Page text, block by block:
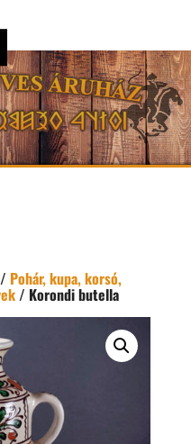
Pohár, kupa, korsó,
/ Korondi butella